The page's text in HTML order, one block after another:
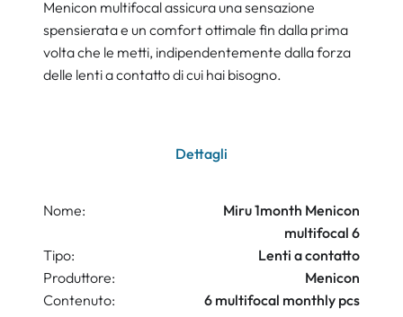
Menicon multifocal assicura una sensazione
spensierata e un comfort ottimale fin dalla prima
volta che le metti, indipendentemente dalla forza
delle lenti a contatto di cui hai bisogno.
Dettagli
Nome:
Miru 1month Menicon
multifocal 6
Tipo:
Lenti a contatto
Produttore:
Menicon
Contenuto:
6 multifocal monthly pcs